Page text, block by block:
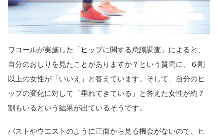
ワコールが実施した「ヒップに関する意識調査」によると、
自分のおしりを見たことがありますか？という質問に、６割
以上の女性が「いいえ」と答えています。そして、自分のヒ
ップの変化に対して「垂れてきている」と答えた女性が約７
割もいるという結果が出ているそうです。
バストやウエストのように正面から見る機会がないので、ヒ